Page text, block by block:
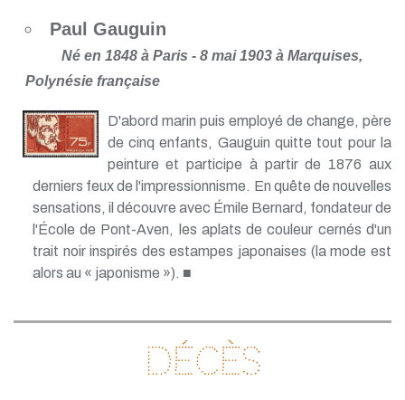
Paul Gauguin
Né en 1848 à Paris - 8 mai 1903 à Marquises,
Polynésie française
D'abord marin puis employé de change, père
de cinq enfants, Gauguin quitte tout pour la
peinture et participe à partir de 1876 aux
derniers feux de l'impressionnisme. En quête de nouvelles
sensations, il découvre avec Émile Bernard, fondateur de
l'École de Pont-Aven, les aplats de couleur cernés d'un
trait noir inspirés des estampes japonaises (la mode est
alors au « japonisme »). ■
Décès